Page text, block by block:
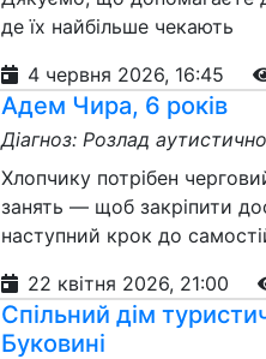
де їх найбільше чекають
4 червня 2026, 16:45
Адем Чира, 6 років
Діагноз: Розлад
Хлопчику потрібен
занять — щоб закріпити
наступний крок до
22 квітня 2026, 21:00
Спільний дім
Буковині